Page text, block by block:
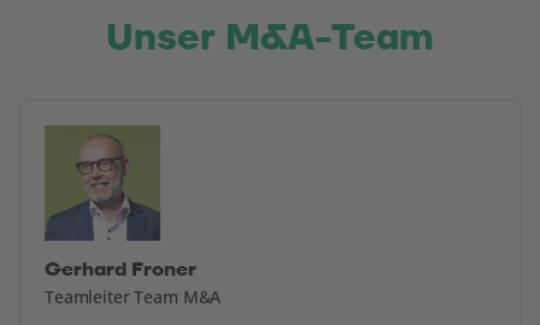
Unser M&A-Team
Gerhard Froner
Teamleiter Team M&A